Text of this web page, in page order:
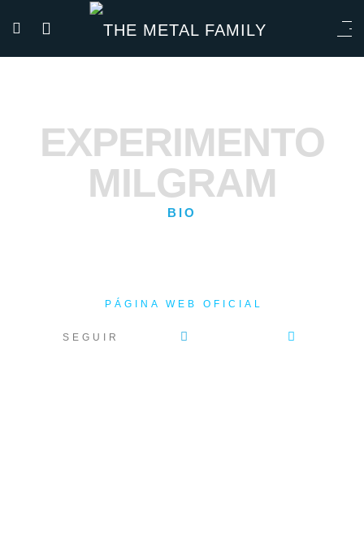
EXPERIMENTO
MILGRAM
BIO
PÁGINA WEB OFICIAL
SEGUIR